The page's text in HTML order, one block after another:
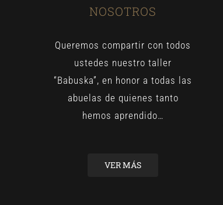
NOSOTROS
Queremos compartir con todos
ustedes nuestro taller
“Babuska”, en honor a todas las
abuelas de quienes tanto
hemos aprendido…
VER MÁS